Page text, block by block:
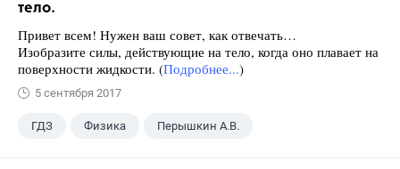
тело.
Привет всем! Нужен ваш совет, как отвечать…
Изобразите силы, действующие на тело, когда оно плавает на
поверхности жидкости. (Подробнее...)
5 сентября 2017
ГДЗ Физика Перышкин А.В.